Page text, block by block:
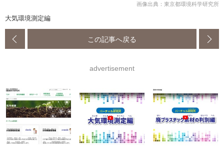
画像出典：東京都環境科学研究所
大気環境測定編
この記事へ戻る
advertisement